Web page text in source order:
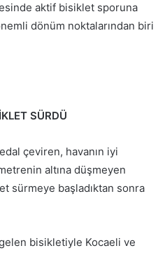
aktif bisiklet sporuna
dönüm noktalarından biri
SÜRDÜ
çeviren, havanın iyi
altına düşmeyen
sürmeye başladıktan sonra
bisikletiyle Kocaeli ve